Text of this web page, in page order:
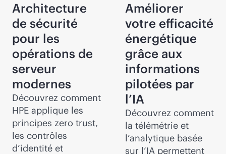
Architecture
de sécurité
pour les
opérations de
serveur
modernes
Découvrez comment
HPE applique les
principes zero trust,
les contrôles
d’identité et
Améliorer
votre efficacité
énergétique
grâce aux
informations
pilotées par
l’IA
Découvrez comment
la télémétrie et
l’analytique basée
sur l’IA permettent